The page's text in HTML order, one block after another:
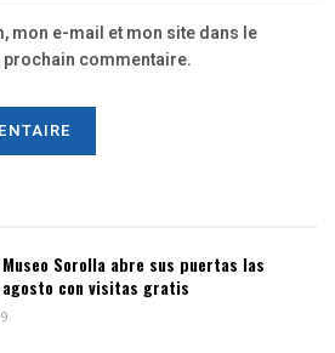
mon e-mail et mon site dans le
commentaire.
Sorolla abre sus puertas las
agosto con visitas gratis